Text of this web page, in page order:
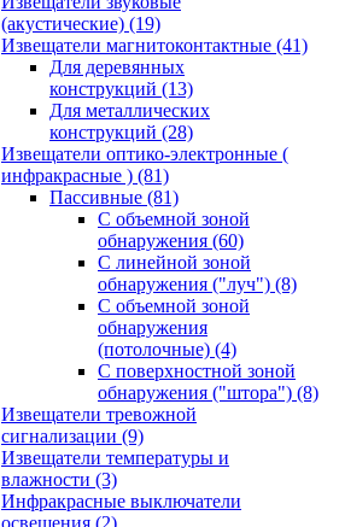
(акустические) (19)
Извещатели магнитоконтактные (41)
Для деревянных
конструкций (13)
Для металлических
конструкций (28)
Извещатели оптико-электронные (
инфракрасные ) (81)
Пассивные (81)
С объемной зоной
обнаружения (60)
С линейной зоной
обнаружения ("луч") (8)
С объемной зоной
обнаружения
(потолочные) (4)
С поверхностной зоной
обнаружения ("штора") (8)
Извещатели тревожной
сигнализации (9)
Извещатели температуры и
влажности (3)
Инфракрасные выключатели
освещения (2)